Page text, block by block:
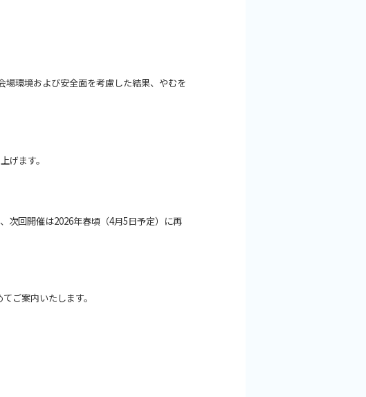
環境および安全面を考慮した結果、やむを
げます。
次回開催は2026年春頃（4月5日予定）に再
ご案内いたします。